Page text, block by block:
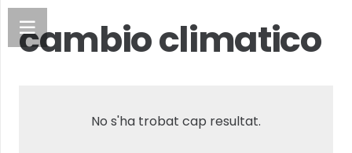
cambio climatico
No s'ha trobat cap resultat.